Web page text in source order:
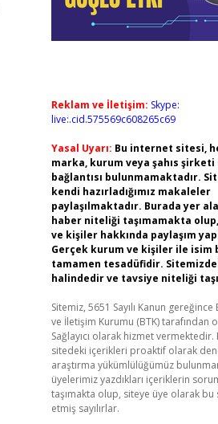
Reklam ve İletişim: Skype:
live:.cid.575569c608265c69
Yasal Uyarı: Bu internet sitesi,
marka, kurum veya şahıs
bağlantısı bulunmamaktadır.
kendi hazırladığımız makaleler
paylaşılmaktadır. Burada yer
haber niteliği taşımamakta
ve kişiler hakkında paylaşım
Gerçek kurum ve kişiler ile isim
tamamen tesadüfidir.
halindedir ve tavsiye niteliği
Sitemiz, 5651 Sayılı Kanun
ve İletişim Kurumu (BTK) tarafından
Sağlayıcı olarak hizmet vermektedir.
sitedeki içerikleri proaktif olarak
araştırma yükümlülüğümüz
üyelerimiz yazdıkları içeriklerin
taşımakta olup, siteye üye olarak
etmiş sayılırlar.